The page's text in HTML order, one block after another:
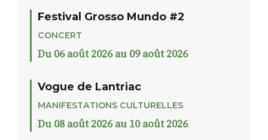
Festival Grosso Mundo #2
CONCERT
Du 06 août 2026 au 09 août 2026
Vogue de Lantriac
MANIFESTATIONS CULTURELLES
Du 08 août 2026 au 10 août 2026